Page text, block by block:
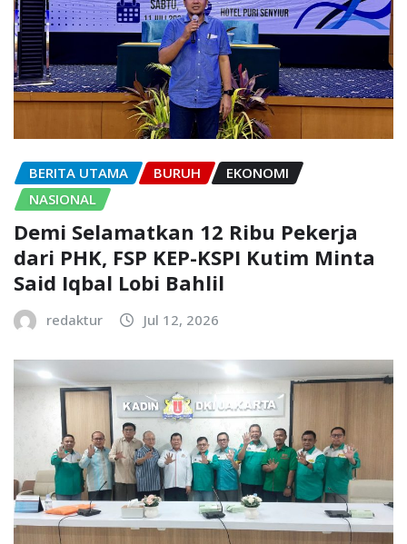
BERITA UTAMA BURUH
EKONOMI
NASIONAL
Demi Selamatkan 12 Ribu Pekerja
dari PHK, FSP KEP-KSPI Kutim Minta
Said Iqbal Lobi Bahlil
redaktur Jul 12, 2026